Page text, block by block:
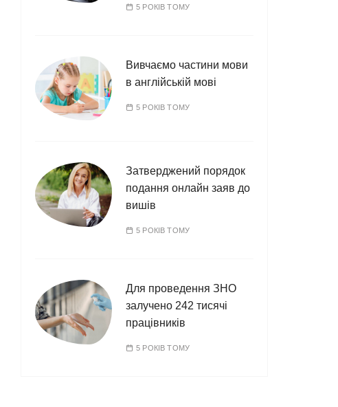
5 РОКІВ ТОМУ
Вивчаємо частини мови
в англійській мові
5 РОКІВ ТОМУ
Затверджений порядок
подання онлайн заяв до
вишів
5 РОКІВ ТОМУ
Для проведення ЗНО
залучено 242 тисячі
працівників
5 РОКІВ ТОМУ